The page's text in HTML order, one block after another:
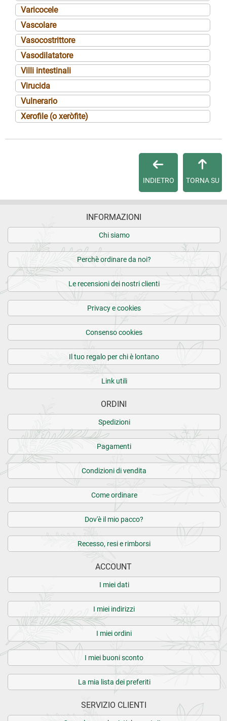
Varicocele
Vascolare
Vasocostrittore
Vasodilatatore
Villi intestinali
Virucida
Vulnerario
Xerofile (o xeròfite)
TORNA SU
INDIETRO
INFORMAZIONI
Chi siamo
Perchè ordinare da noi?
Le recensioni dei nostri clienti
Privacy e cookies
Consenso cookies
Il tuo regalo per chi è lontano
Link utili
ORDINI
Spedizioni
Pagamenti
Condizioni di vendita
Come ordinare
Dov'è il mio pacco?
Recesso, resi e rimborsi
ACCOUNT
I miei dati
I miei indirizzi
I miei ordini
I miei buoni sconto
La mia lista dei preferiti
SERVIZIO CLIENTI